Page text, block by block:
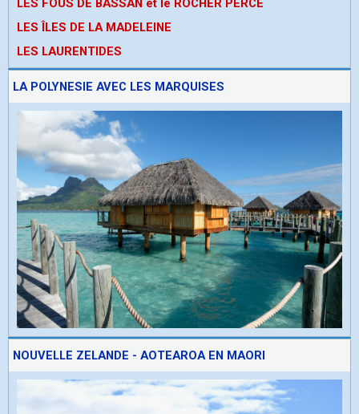
LES FOUS DE BASSAN et le ROCHER PERCE
LES ÎLES DE LA MADELEINE
LES LAURENTIDES
LA POLYNESIE AVEC LES MARQUISES
NOUVELLE ZELANDE - AOTEAROA EN MAORI